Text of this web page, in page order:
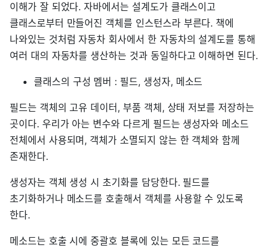
이해가 잘 되었다. 자바에서는 설계도가 클래스이고
클래스로부터 만들어진 객체를 인스턴스라 부른다. 책에
나와있는 것처럼 자동차 회사에서 한 자동차의 설계도를 통해
여러 대의 자동차를 생산하는 것과 동일하다고 이해하면 된다.
클래스의 구성 멤버 : 필드, 생성자, 메소드
필드는 객체의 고유 데이터, 부품 객체, 상태 저보를 저장하는
곳이다. 우리가 아는 변수와 다르게 필드는 생성자와 메소드
전체에서 사용되며, 객체가 소멸되지 않는 한 객체와 함께
존재한다.
생성자는 객체 생성 시 초기화를 담당한다. 필드를
초기화하거나 메소드를 호출해서 객체를 사용할 수 있도록
한다.
메소드는 호출 시에 중괄호 블록에 있는 모든 코드를